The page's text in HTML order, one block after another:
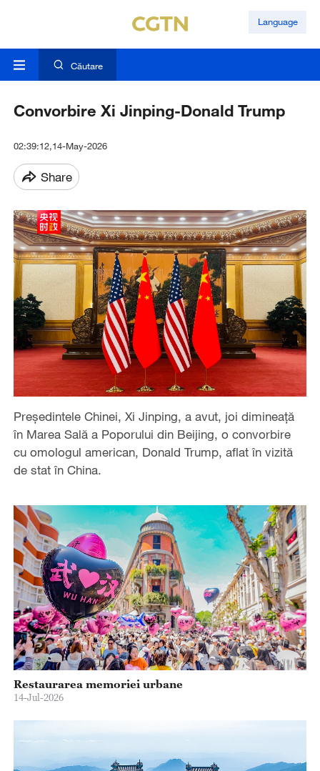
Language
Căutare
Convorbire Xi Jinping-Donald Trump
02:39:12,14-May-2026
Share
Președintele Chinei, Xi Jinping, a avut, joi dimineață
în Marea Sală a Poporului din Beijing, o convorbire
cu omologul american, Donald Trump, aflat în vizită
de stat în China.
Restaurarea memoriei urbane
14-Jul-2026